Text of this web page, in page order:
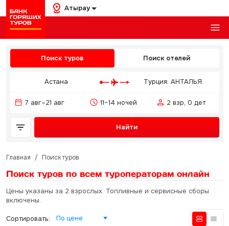
Атырау
Поиск туров Поиск отелей
Астана Турция: АНТАЛЬЯ
7 авг–21 авг 11–14 ночей 2 взр, 0 дет
Найти
Главная / Поиск туров
Поиск туров по всем туроператорам онлайн
Цены указаны за 2 взрослых. Топливные и сервисные сборы
включены.
Сортировать: По цене